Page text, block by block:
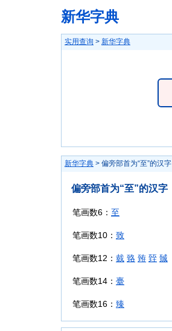
新华字典
实用查询 > 新华字典
新华字典 > 偏旁部首为“至”的汉字
偏旁部首为“至”的汉字
笔画数6： 至
笔画数10： 致
笔画数12： 臷 臵 臶 臸 臹
笔画数14： 臺
笔画数16： 臻